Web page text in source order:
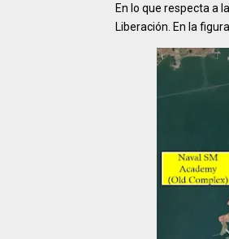
En lo que respecta a
Liberación. En la